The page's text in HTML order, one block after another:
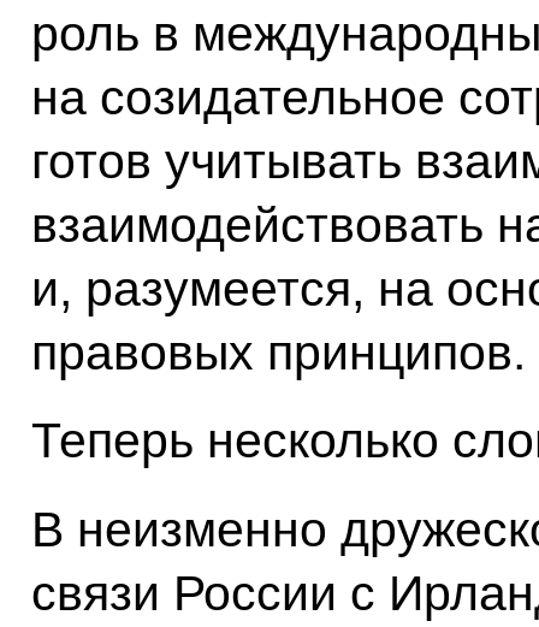
роль в
на созидательное
готов учитывать
взаимодействовать
и, разумеется, на
правовых принципов.
Теперь несколько
В неизменно
связи России с